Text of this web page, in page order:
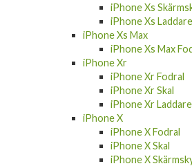
iPhone Xs
iPhone Xs
iPhone Xs Max
iPhone Xs Max
iPhone Xr
iPhone Xr Fodral
iPhone Xr Skal
iPhone Xr
iPhone X
iPhone X Fodral
iPhone X Skal
iPhone X